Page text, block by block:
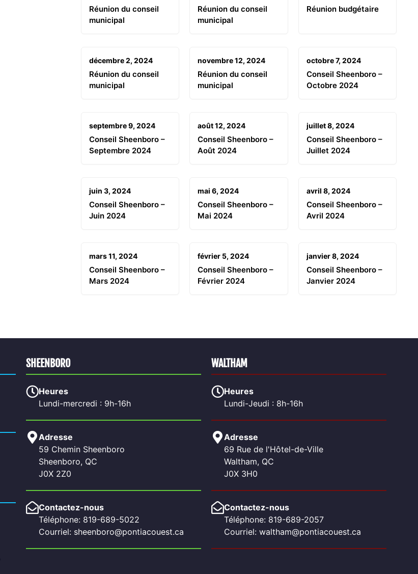
Réunion du conseil
municipal
Réunion du conseil
municipal
Réunion budgétaire
décembre 2, 2024
Réunion du conseil
municipal
novembre 12, 2024
Réunion du conseil
municipal
octobre 7, 2024
Conseil Sheenboro –
Octobre 2024
septembre 9, 2024
Conseil Sheenboro –
Septembre 2024
août 12, 2024
Conseil Sheenboro –
Août 2024
juillet 8, 2024
Conseil Sheenboro –
Juillet 2024
juin 3, 2024
Conseil Sheenboro –
Juin 2024
mai 6, 2024
Conseil Sheenboro –
Mai 2024
avril 8, 2024
Conseil Sheenboro –
Avril 2024
mars 11, 2024
Conseil Sheenboro –
Mars 2024
février 5, 2024
Conseil Sheenboro –
Février 2024
janvier 8, 2024
Conseil Sheenboro –
Janvier 2024
SHEENBORO
Heures
Lundi-mercredi : 9h-16h
Adresse
59 Chemin Sheenboro
Sheenboro, QC
J0X 2Z0
Contactez-nous
Téléphone: 819-689-5022
Courriel: sheenboro@pontiacouest.ca
Heures
Lundi-Jeudi : 8h-16h
Adresse
69 Rue de l'Hôtel-de-Ville
Waltham, QC
J0X 3H0
Contactez-nous
Téléphone: 819-689-2057
Courriel: waltham@pontiacouest.ca
WALTHAM